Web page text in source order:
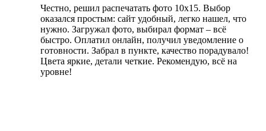
Честно, решил распечатать фото 10х15. Выбор
оказался простым: сайт удобный, легко нашел, что
нужно. Загружал фото, выбирал формат – всё
быстро. Оплатил онлайн, получил уведомление о
готовности. Забрал в пункте, качество порадувало!
Цвета яркие, детали четкие. Рекомендую, всё на
уровне!